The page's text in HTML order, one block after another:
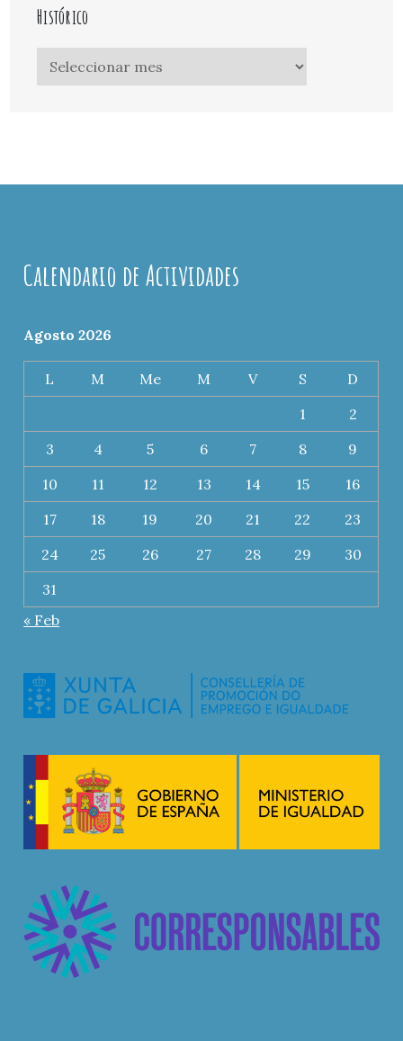
Histórico
Histórico
Calendario de Actividades
Agosto 2026
L M Me M V S
D
1
2
3
4 5 6 7 8
9
10
11 12 13 14 15
16
17
18 19 20 21 22
23
24
25 26 27 28 29
30
31
« Feb